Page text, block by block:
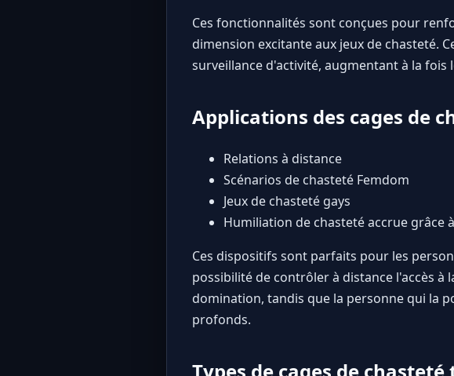
Ces fonctionnalités sont conçues pour
dimension excitante aux jeux de chasteté.
surveillance d'activité, augmentant à la
Applications des cages de
Relations à distance
Scénarios de chasteté Femdom
Jeux de chasteté gays
Humiliation de chasteté accrue grâce
Ces dispositifs sont parfaits pour les
possibilité de contrôler à distance l'accès
domination, tandis que la personne qui la
profonds.